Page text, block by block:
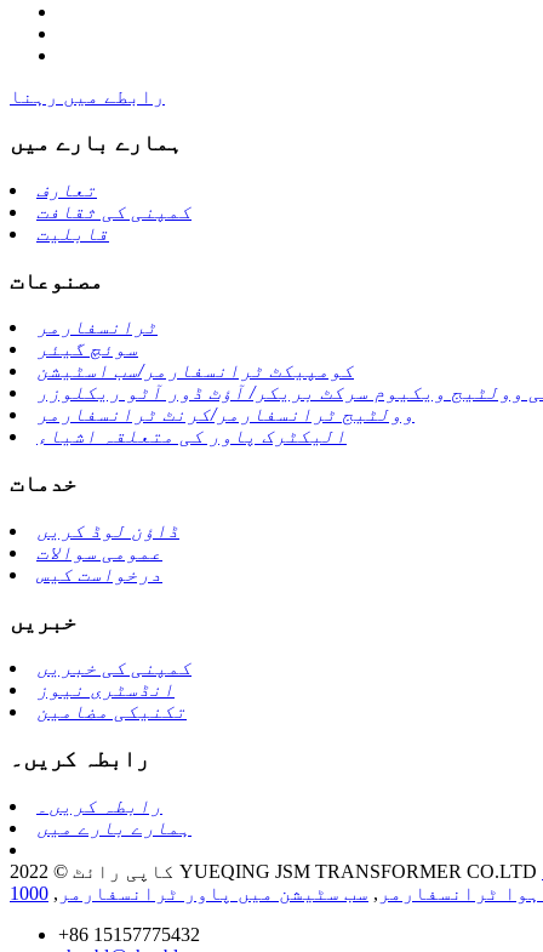
رابطے میں رہنا
ہمارے بارے میں
تعارف
کمپنی کی ثقافت
قابلیت
مصنوعات
ٹرانسفارمر
سوئچ گیئر
کومپیکٹ ٹرانسفارمر/سب اسٹیشن
وولٹیج ویکیوم سرکٹ بریکر/ آؤٹ ڈور آٹو ریکلوزر
وولٹیج ٹرانسفارمر/کرنٹ ٹرانسفارمر
الیکٹرک پاور کی متعلقہ اشیاء
خدمات
ڈاؤن لوڈ کریں
عمومی سوالات
درخواست کیس
خبریں
کمپنی کی خبریں
انڈسٹری نیوز
تکنیکی مضامین
رابطہ کریں۔
رابطہ کریں۔
ہمارے بارے میں
ٹرانسفارمر , سب سٹیشن میں پاور ٹرانسفارمر ,
+86 15157775432